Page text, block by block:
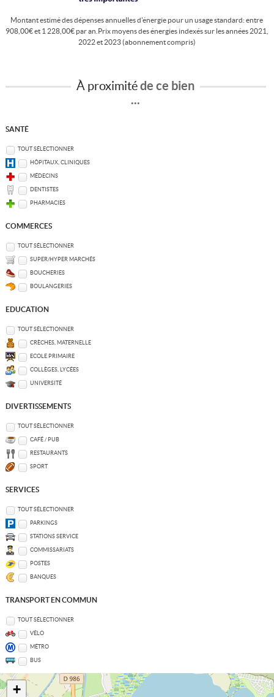
Montant estimé des dépenses annuelles d'énergie pour un usage standard: entre
908,00€ et 1 228,00€ par an.Prix moyens des énergies indexés sur les années 2021,
2022 et 2023 (abonnement compris)
À proximitéde ce bien
...
SANTÉ
TOUT SÉLECTIONNER
HÔPITAUX, CLINIQUES
MÉDECINS
DENTISTES
PHARMACIES
COMMERCES
TOUT SÉLECTIONNER
SUPER/HYPER MARCHÉS
BOUCHERIES
BOULANGERIES
EDUCATION
TOUT SÉLECTIONNER
CRÈCHES, MATERNELLE
ECOLE PRIMAIRE
COLLÈGES, LYCÉES
UNIVERSITÉ
DIVERTISSEMENTS
TOUT SÉLECTIONNER
CAFÉ / PUB
RESTAURANTS
SPORT
SERVICES
TOUT SÉLECTIONNER
PARKINGS
STATIONS SERVICE
COMMISSARIATS
POSTES
BANQUES
TRANSPORT EN COMMUN
TOUT SÉLECTIONNER
VÉLO
MÉTRO
BUS
+